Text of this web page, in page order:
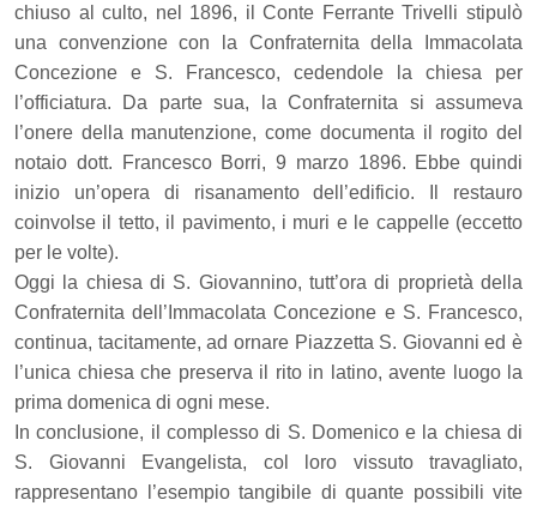
chiuso al culto, nel 1896, il Conte Ferrante Trivelli stipulò
una convenzione con la Confraternita della Immacolata
Concezione e S. Francesco, cedendole la chiesa per
l’officiatura. Da parte sua, la Confraternita si assumeva
l’onere della manutenzione, come documenta il rogito del
notaio dott. Francesco Borri, 9 marzo 1896. Ebbe quindi
inizio un’opera di risanamento dell’edificio. Il restauro
coinvolse il tetto, il pavimento, i muri e le cappelle (eccetto
per le volte).
Oggi la chiesa di S. Giovannino, tutt’ora di proprietà della
Confraternita dell’Immacolata Concezione e S. Francesco,
continua, tacitamente, ad ornare Piazzetta S. Giovanni ed è
l’unica chiesa che preserva il rito in latino, avente luogo la
prima domenica di ogni mese.
In conclusione, il complesso di S. Domenico e la chiesa di
S. Giovanni Evangelista, col loro vissuto travagliato,
rappresentano l’esempio tangibile di quante possibili vite